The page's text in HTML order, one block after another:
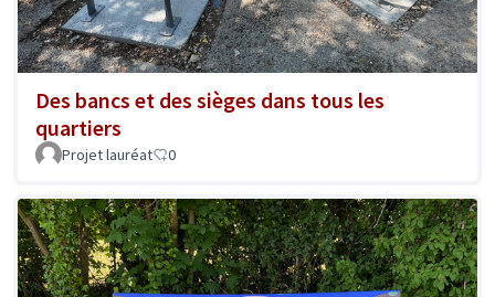
Des bancs et des sièges dans tous les
quartiers
Projet lauréat 0